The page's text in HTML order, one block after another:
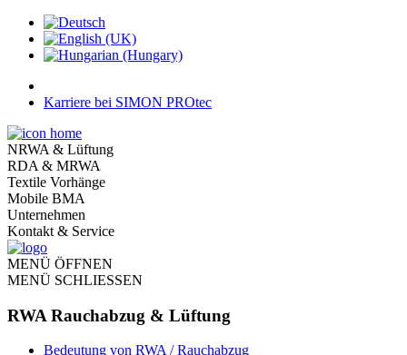
Karriere bei SIMON PROtec
NRWA & Lüftung
RDA & MRWA
Textile Vorhänge
Mobile BMA
Unternehmen
Kontakt & Service
MENÜ ÖFFNEN
MENÜ SCHLIESSEN
RWA Rauchabzug & Lüftung
Bedeutung von RWA / Rauchabzug